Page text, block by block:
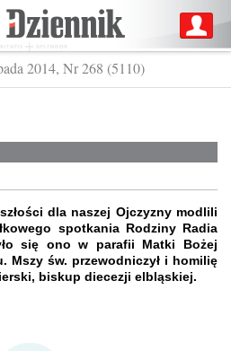
2014, Nr 268 (5110)
dla naszej Ojczyzny modlili
spotkania Rodziny Radia
się ono w parafii Matki Bożej
Mszy św. przewodniczył i homilię
biskup diecezji elbląskiej.